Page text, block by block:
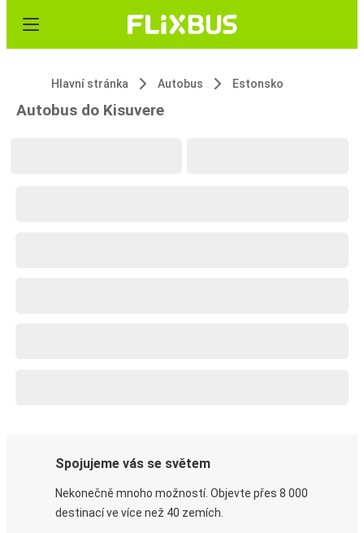
Hlavní stránka Autobus Estonsko
Autobus do Kisuvere
Spojujeme vás se světem
Nekonečně mnoho možností. Objevte přes 8 000
destinací ve více než 40 zemích.